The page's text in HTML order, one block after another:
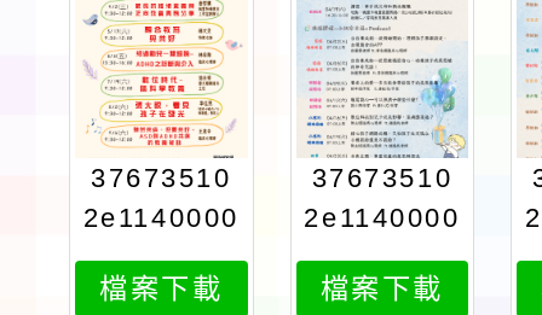
37673510
2e1140000
736attach
3
檔案下載
37673510
2e1140000
736attach
2
檔案下載